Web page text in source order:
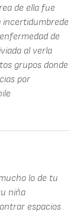
de ella fue
incertidumbrede
de
al verla
grupos donde
por
lo de tu
niña
espacios